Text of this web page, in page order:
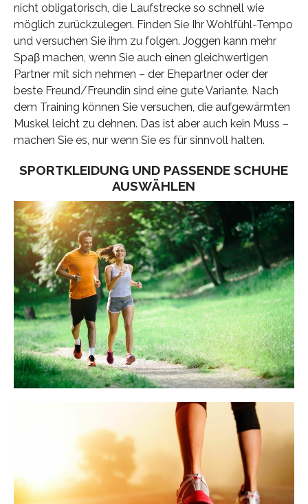
nicht obligatorisch, die Laufstrecke so schnell wie
möglich zurückzulegen. Finden Sie Ihr Wohlfühl-Tempo
und versuchen Sie ihm zu folgen. Joggen kann mehr
Spaβ machen, wenn Sie auch einen gleichwertigen
Partner mit sich nehmen – der Ehepartner oder der
beste Freund/Freundin sind eine gute Variante. Nach
dem Training können Sie versuchen, die aufgewärmten
Muskel leicht zu dehnen. Das ist aber auch kein Muss –
machen Sie es, nur wenn Sie es für sinnvoll halten.
SPORTKLEIDUNG UND PASSENDE SCHUHE
AUSWÄHLEN